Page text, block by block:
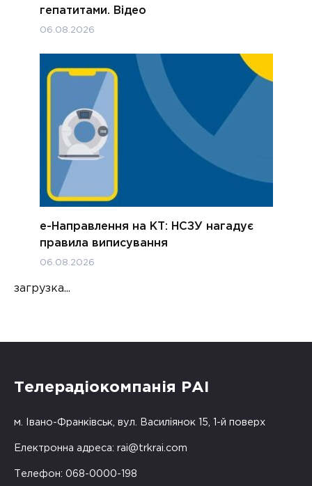
гепатитами. Відео
06.08.2026
е-Направлення на КТ: НСЗУ нагадує
правила виписування
06.08.2026
загрузка...
Телерадіокомпанія РАІ
м. Івано-Франківськ, вул. Василіянок 15, 1-й поверх
Електронна адреса: rai@trkrai.com
Телефон: 068-0000-198